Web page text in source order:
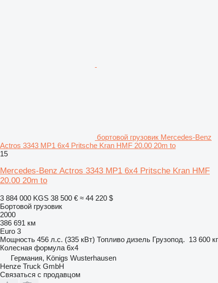
бортовой грузовик Mercedes-Benz
Actros 3343 MP1 6x4 Pritsche Kran HMF 20.00 20m to
15
Mercedes-Benz Actros 3343 MP1 6x4 Pritsche Kran HMF
20.00 20m to
3 884 000 KGS 38 500 € ≈ 44 220 $
Бортовой грузовик
2000
386 691 км
Euro 3
Мощность 456 л.с. (335 кВт) Топливо дизель Грузопод. 13 600 кг
Колесная формула 6x4
Германия, Königs Wusterhausen
Henze Truck GmbH
Связаться с продавцом